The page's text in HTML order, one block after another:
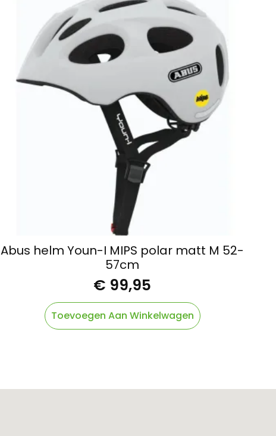
Abus helm Youn-I MIPS polar matt M 52-
57cm
€ 99,95
Toevoegen Aan Winkelwagen